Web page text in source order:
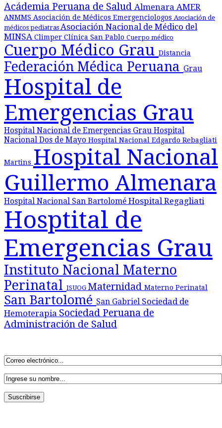
Acádemia Peruana de Salud Almenara AMER
ANMMS Asociación de Médicos Emergenciologos Asociación de
médicos pediatras Asociación Nacional de Médico del
MINSA Climper Clínica San Pablo Cuerpo médico
Cuerpo Médico Grau Distancia
Federación Médica Peruana Grau
Hospital de
Emergencias Grau
Hospital Nacional de Emergencias Grau Hospital
Nacional Dos de Mayo Hospital Nacional Edgardo Rebagliati
Martins Hospital Nacional
Guillermo Almenara
Hospital Nacional San Bartolomé Hospital Regagliati
Hosptital de
Emergencias Grau
Instituto Nacional Materno
Perinatal ISUOG Maternidad Materno Perinatal
San Bartolomé San Gabriel Sociedad de
Hemoterapia Sociedad Peruana de
Administración de Salud